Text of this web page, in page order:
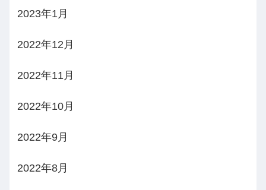
2023年1月
2022年12月
2022年11月
2022年10月
2022年9月
2022年8月